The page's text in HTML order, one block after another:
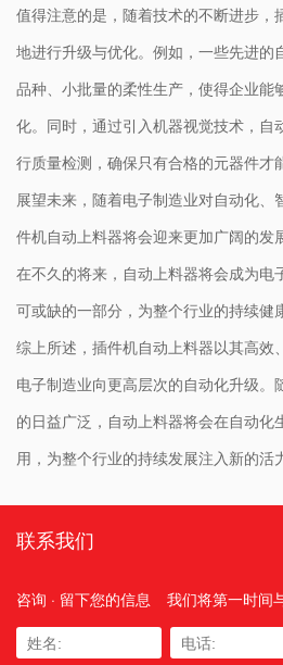
值得注意的是，随着技术的不断进步，
地进行升级与优化。例如，一些先进的
品种、小批量的柔性生产，使得企业能
化。同时，通过引入机器视觉技术，自
行质量检测，确保只有合格的元器件才
展望未来，随着电子制造业对自动化、
件机自动上料器将会迎来更加广阔的发
在不久的将来，自动上料器将会成为电
可或缺的一部分，为整个行业的持续健
综上所述，插件机自动上料器以其高效
电子制造业向更高层次的自动化升级。
的日益广泛，自动上料器将会在自动化
用，为整个行业的持续发展注入新的活
联系我们
咨询 · 留下您的信息 我们将第一时间